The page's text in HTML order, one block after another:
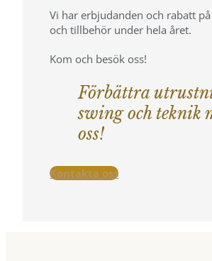
Vi har erbjudanden och rabatt
och tillbehör under hela året.
Kom och besök oss!
Förbättra
swing och teknik
oss!
Kontakta oss